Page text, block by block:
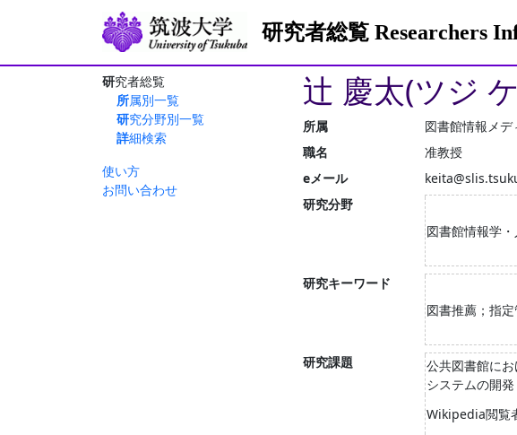
研究者総覧 Researchers
研究者総覧
所属別一覧
研究分野別一覧
詳細検索
使い方
お問い合わせ
辻 慶太(ツジ
所属
図書館情報メデ
職名
准教授
eメール
研究分野
図書館情報学
研究キーワード
図書推薦；指
研究課題
公共図書館に
システムの開発
Wikipedia閲覧